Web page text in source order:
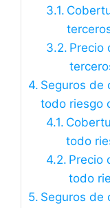
Precio
Seguros de
todo riesgo
todo
Precio
todo
Seguros de